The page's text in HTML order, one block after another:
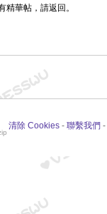
精華帖，請返回。
清除 Cookies - 聯繫我們 -